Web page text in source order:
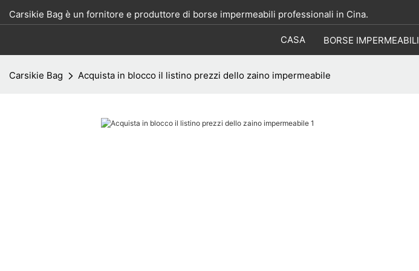
Carsikie Bag è un fornitore e produttore di borse impermeabili professionali in Cina.
CASA BORSE IMPERMEABILI
Carsikie Bag Acquista in blocco il listino prezzi dello zaino impermeabile